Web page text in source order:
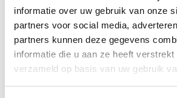
informatie over uw gebruik van onze
partners voor social media,
partners kunnen deze gegevens
informatie die u aan ze heeft verstrekt
verzameld op basis van uw gebruik
verzekering via partners van
5. Helpt Edelmetalen HB
spreidingsplan?
Ja, wij bieden persoonlijk advies en
jou een passende strategie op.